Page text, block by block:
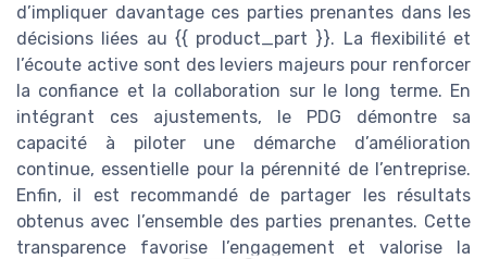
d’impliquer davantage ces parties prenantes dans les
décisions liées au {{ product_part }}. La flexibilité et
l’écoute active sont des leviers majeurs pour renforcer
la confiance et la collaboration sur le long terme. En
intégrant ces ajustements, le PDG démontre sa
capacité à piloter une démarche d’amélioration
continue, essentielle pour la pérennité de l’entreprise.
Enfin, il est recommandé de partager les résultats
obtenus avec l’ensemble des parties prenantes. Cette
transparence favorise l’engagement et valorise la